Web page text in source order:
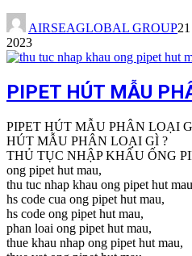
AIRSEAGLOBAL GROUP
2023
PIPET HÚT MẪU
PIPET HÚT MẪU PHÂN LOẠI
HÚT MẪU PHÂN LOẠI GÌ ?
THỦ TỤC NHẬP KHẨU ỐNG
ong pipet hut mau,
thu tuc nhap khau ong pipet hut
hs code cua ong pipet hut mau,
hs code ong pipet hut mau,
phan loai ong pipet hut mau,
thue khau nhap ong pipet hut mau,